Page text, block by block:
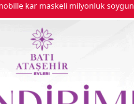
kar maskeli milyonluk soygun